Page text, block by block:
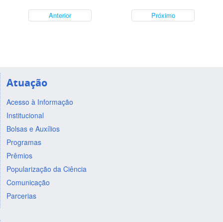
Anterior Próximo
Atuação
Acesso à Informação
Institucional
Bolsas e Auxílios
Programas
Prêmios
Popularização da Ciência
Comunicação
Parcerias